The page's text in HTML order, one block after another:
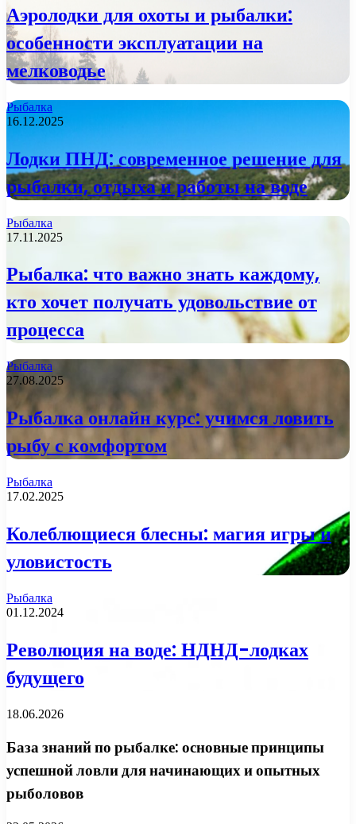
Аэролодки для охоты и рыбалки:
особенности эксплуатации на
мелководье
Рыбалка
16.12.2025
Лодки ПНД: современное решение для
рыбалки, отдыха и работы на воде
Рыбалка
17.11.2025
Рыбалка: что важно знать каждому,
кто хочет получать удовольствие от
процесса
Рыбалка
27.08.2025
Рыбалка онлайн курс: учимся ловить
рыбу с комфортом
Рыбалка
17.02.2025
Колеблющиеся блесны: магия игры и
уловистость
Рыбалка
01.12.2024
Революция на воде: НДНД-лодках
будущего
18.06.2026
База знаний по рыбалке: основные принципы
успешной ловли для начинающих и опытных
рыболовов